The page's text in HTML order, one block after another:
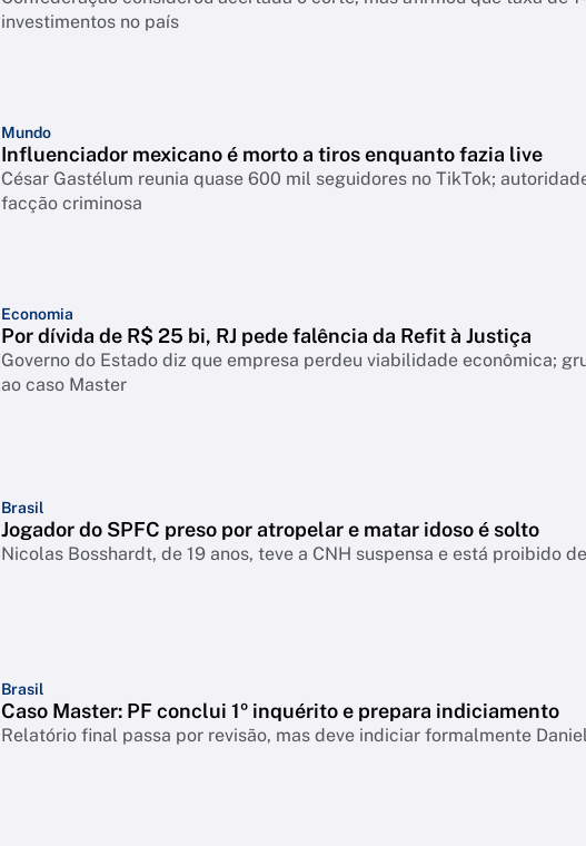
investimentos no país
Mundo
Influenciador mexicano é morto a tiros enquanto fazia live
César Gastélum reunia quase 600 mil seguidores no TikTok;
facção criminosa
Economia
Por dívida de R$ 25 bi, RJ pede falência da Refit à Justiça
Governo do Estado diz que empresa perdeu viabilidade econômica;
ao caso Master
Brasil
Jogador do SPFC preso por atropelar e matar idoso é solto
Nicolas Bosshardt, de 19 anos, teve a CNH suspensa e está proibido
Brasil
Caso Master: PF conclui 1º inquérito e prepara indiciamento
Relatório final passa por revisão, mas deve indiciar formalmente